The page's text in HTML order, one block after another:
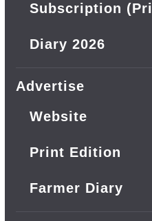
Subscription
Diary 2026
Advertise
Website
Print Edition
Farmer Diary